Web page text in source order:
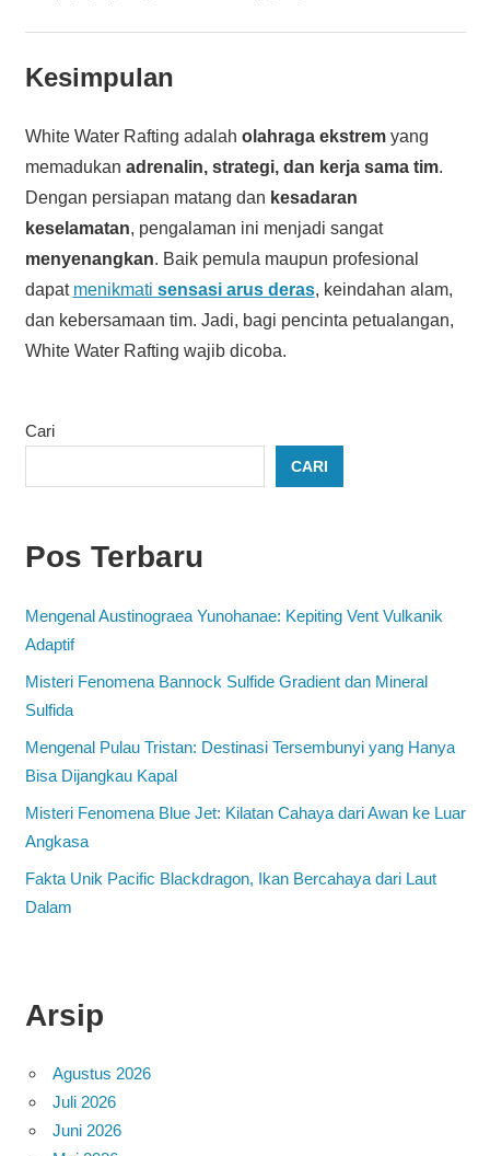
Kesimpulan
White Water Rafting adalah olahraga ekstremyang
memadukan adrenalin, strategi, dan kerja sama tim.
Dengan persiapan matang dan kesadaran
keselamatan, pengalaman ini menjadi sangat
menyenangkan. Baik pemula maupun profesional
dapat menikmati sensasi arus deras, keindahan alam,
dan kebersamaan tim. Jadi, bagi pencinta petualangan,
White Water Rafting wajib dicoba.
Cari
CARI
Pos Terbaru
Mengenal Austinograea Yunohanae: Kepiting Vent Vulkanik
Adaptif
Misteri Fenomena Bannock Sulfide Gradient dan Mineral
Sulfida
Mengenal Pulau Tristan: Destinasi Tersembunyi yang Hanya
Bisa Dijangkau Kapal
Misteri Fenomena Blue Jet: Kilatan Cahaya dari Awan ke Luar
Angkasa
Fakta Unik Pacific Blackdragon, Ikan Bercahaya dari Laut
Dalam
Arsip
Agustus 2026
Juli 2026
Juni 2026